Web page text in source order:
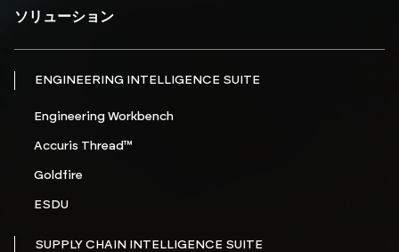
ソリューション
ENGINEERING INTELLIGENCE SUITE
Engineering Workbench
Accuris Thread™
Goldfire
ESDU
SUPPLY CHAIN INTELLIGENCE SUITE